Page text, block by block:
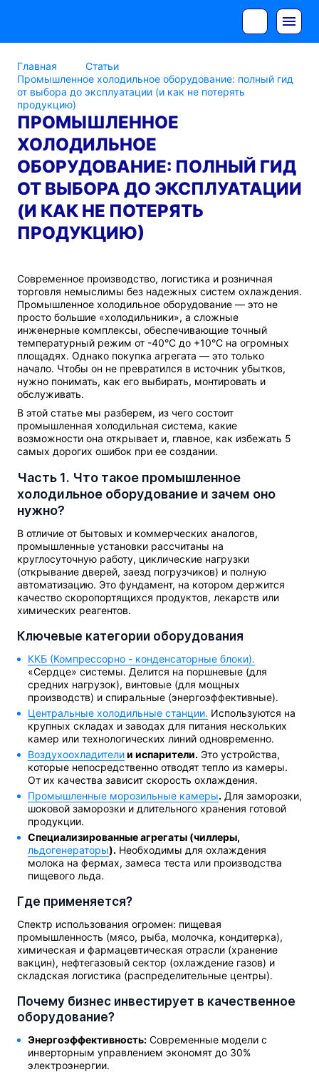
Главная
Статьи
Промышленное холодильное оборудование: полный гид
от выбора до эксплуатации (и как не потерять
продукцию)
ПРОМЫШЛЕННОЕ
ХОЛОДИЛЬНОЕ
ОБОРУДОВАНИЕ: ПОЛНЫЙ ГИД
ОТ ВЫБОРА ДО ЭКСПЛУАТАЦИИ
(И КАК НЕ ПОТЕРЯТЬ
ПРОДУКЦИЮ)
Современное производство, логистика и розничная
торговля немыслимы без надежных систем охлаждения.
Промышленное холодильное оборудование — это не
просто большие «холодильники», а сложные
инженерные комплексы, обеспечивающие точный
температурный режим от -40°C до +10°C на огромных
площадях. Однако покупка агрегата — это только
начало. Чтобы он не превратился в источник убытков,
нужно понимать, как его выбирать, монтировать и
обслуживать.
В этой статье мы разберем, из чего состоит
промышленная холодильная система, какие
возможности она открывает и, главное, как избежать 5
самых дорогих ошибок при ее создании.
Часть 1. Что такое промышленное
холодильное оборудование и зачем оно
нужно?
В отличие от бытовых и коммерческих аналогов,
промышленные установки рассчитаны на
круглосуточную работу, циклические нагрузки
(открывание дверей, заезд погрузчиков) и полную
автоматизацию. Это фундамент, на котором держится
качество скоропортящихся продуктов, лекарств или
химических реагентов.
Ключевые категории оборудования
ККБ (Компрессорно - конденсаторные блоки).
«Сердце» системы. Делится на поршневые (для
средних нагрузок), винтовые (для мощных
производств) и спиральные (энергоэффективные).
Центральные холодильные станции. Используются на
крупных складах и заводах для питания нескольких
камер или технологических линий одновременно.
Воздухоохладителии испарители. Это устройства,
которые непосредственно отводят тепло из камеры.
От их качества зависит скорость охлаждения.
Промышленные морозильные камеры. Для заморозки,
шоковой заморозки и длительного хранения готовой
продукции.
Специализированные агрегаты (чиллеры,
льдогенераторы). Необходимы для охлаждения
молока на фермах, замеса теста или производства
пищевого льда.
Где применяется?
Спектр использования огромен: пищевая
промышленность (мясо, рыба, молочка, кондитерка),
химическая и фармацевтическая отрасли (хранение
вакцин), нефтегазовый сектор (охлаждение газов) и
складская логистика (распределительные центры).
Почему бизнес инвестирует в качественное
оборудование?
Энергоэффективность: Современные модели с
инверторным управлением экономят до 30%
электроэнергии.